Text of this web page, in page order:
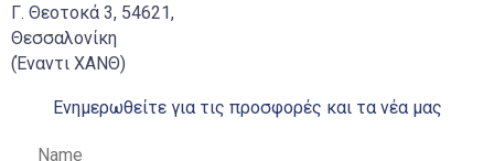
Γ. Θεοτοκά 3, 54621,
Θεσσαλονίκη
(Έναντι ΧΑΝΘ)
Ενημερωθείτε για τις προσφορές και τα νέα μας